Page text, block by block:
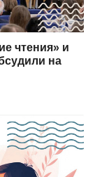
чтения» и
на